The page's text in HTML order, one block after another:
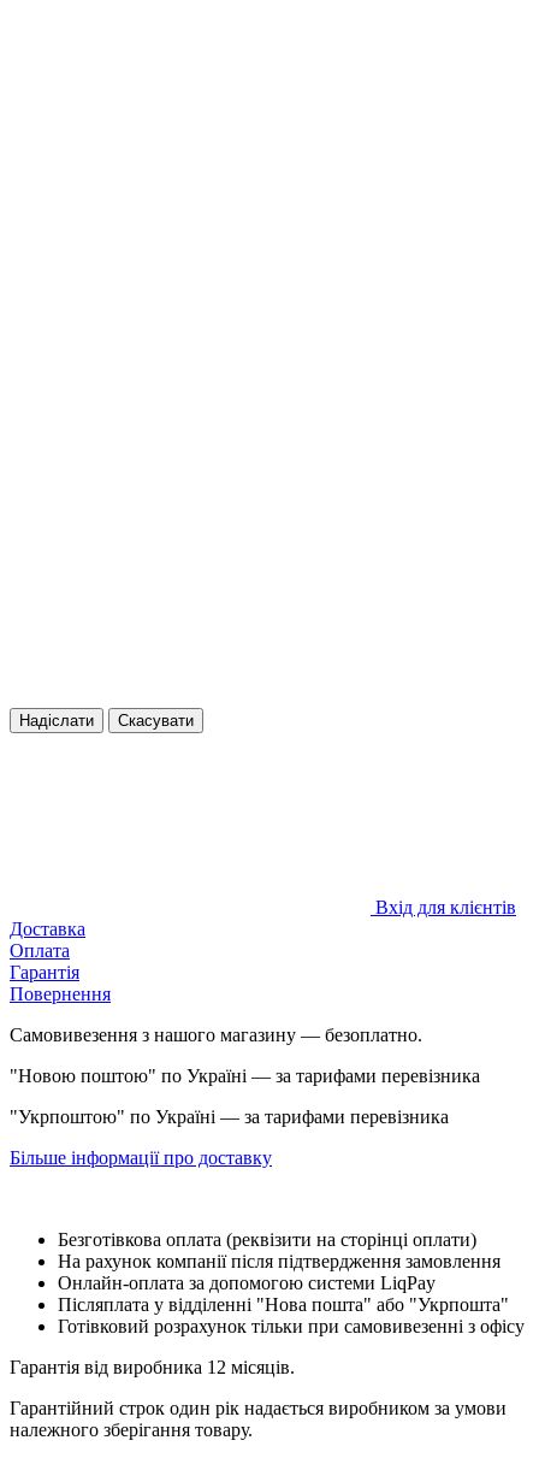
Надіслати Скасувати
Вхід для клієнтів
Доставка
Оплата
Гарантія
Повернення
Самовивезення з нашого магазину — безоплатно.
"Новою поштою" по Україні — за тарифами перевізника
"Укрпоштою" по Україні — за тарифами перевізника
Більше інформації про доставку
Безготівкова оплата (реквізити на сторінці оплати)
На рахунок компанії після підтвердження замовлення
Онлайн-оплата за допомогою системи LiqPay
Післяплата у відділенні "Нова пошта" або "Укрпошта"
Готівковий розрахунок тільки при самовивезенні з офісу
Гарантія від виробника 12 місяців.
Гарантійний строк один рік надається виробником за умови
належного зберігання товару.